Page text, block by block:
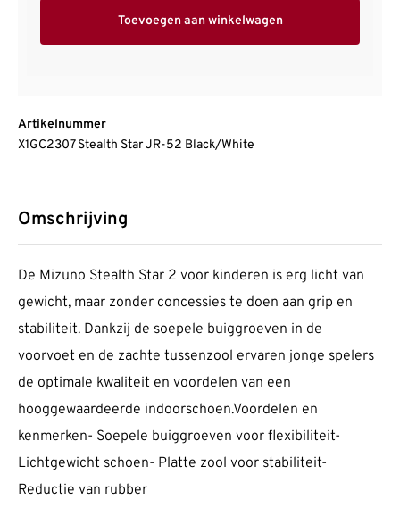
Toevoegen aan winkelwagen
Artikelnummer
X1GC2307 Stealth Star JR-52 Black/White
Omschrijving
De Mizuno Stealth Star 2 voor kinderen is erg licht van
gewicht, maar zonder concessies te doen aan grip en
stabiliteit. Dankzij de soepele buiggroeven in de
voorvoet en de zachte tussenzool ervaren jonge spelers
de optimale kwaliteit en voordelen van een
hooggewaardeerde indoorschoen.Voordelen en
kenmerken- Soepele buiggroeven voor flexibiliteit-
Lichtgewicht schoen- Platte zool voor stabiliteit-
Reductie van rubber